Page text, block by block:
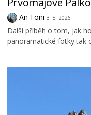
An Toni 3. 5. 2026
Další příběh o tom, jak
panoramatické fotky tak